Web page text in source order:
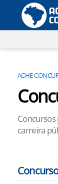
ACHE
carreira